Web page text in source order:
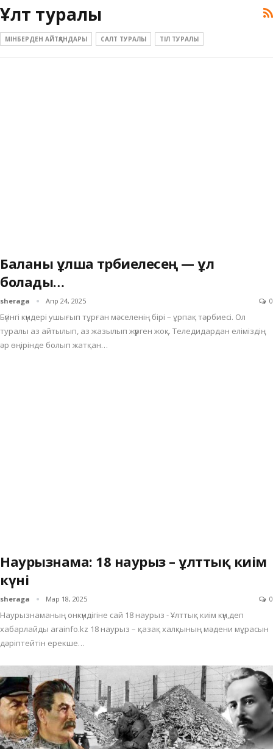
Ұлт туралы
МІНБЕРДЕН АЙТҚАНДАРЫ САЛТ ТУРАЛЫ ТІЛ ТУРАЛЫ
Баланы ұлша тәрбиелесең — ұл
болады…
sheraga Апр 24, 2025 0
Бүгінгі күндері ушығып тұрған мәселенің бірі – ұрпақ тәрбиесі. Ол
туралы аз айтылып, аз жазылып жүрген жоқ. Теледидардан еліміздің
әр өңірінде болып жатқан…
Наурызнама: 18 наурыз – ұлттық киім
күні
sheraga Мар 18, 2025 0
Наурызнаманың онкүндігіне сай 18 наурыз - Ұлттық киім күн,деп
хабарлайды arainfo.kz 18 наурыз – қазақ халқының мәдени мұрасын
дәріптейтін ерекше…